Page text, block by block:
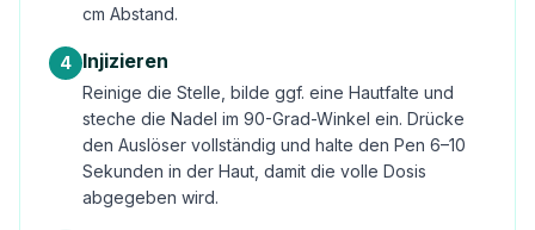
cm Abstand.
4 Injizieren
Reinige die Stelle, bilde ggf. eine Hautfalte und
steche die Nadel im 90-Grad-Winkel ein. Drücke
den Auslöser vollständig und halte den Pen 6–10
Sekunden in der Haut, damit die volle Dosis
abgegeben wird.